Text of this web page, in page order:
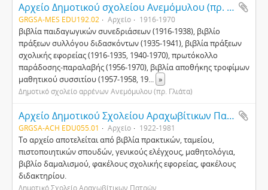
Αρχείο Δημοτικού σχολείου Ανεμόμυλου (πρ. Γλιάτα)
GRGSA-MES EDU192.02 Αρχείο 1916-1970
βιβλία παιδαγωγικών συνεδριάσεων (1916-1938), βιβλίο
πράξεων συλλόγου διδασκόντων (1935-1941), βιβλία πράξεων
σχολικής εφορείας (1916-1935, 1940-1970), πρωτόκολλο
παράδοσης-παραλαβής (1956-1970), βιβλία αποθήκης τροφίμων
μαθητικού συσσιτίου (1957-1958, 19... »
Δημοτικό σχολείο αρρένων Ανεμόμυλου (πρ. Γλιάτα)
Αρχείο Δημοτικού Σχολείου Αραχωβίτικων Πατρών
GRGSA-ACH EDU055.01 Αρχείο 1922-1981
Το αρχείο αποτελείται από βιβλία πρακτικών, ταμείου,
πιστοποιητικών σπουδών, γενικούς ελέγχους, μαθητολόγια,
βιβλίο δαμαλισμού, φακέλους σχολικής εφορείας, φακέλους
διδακτηρίου.
Δημοτικό Σχολείο Αραχωβίτικων Πατρών